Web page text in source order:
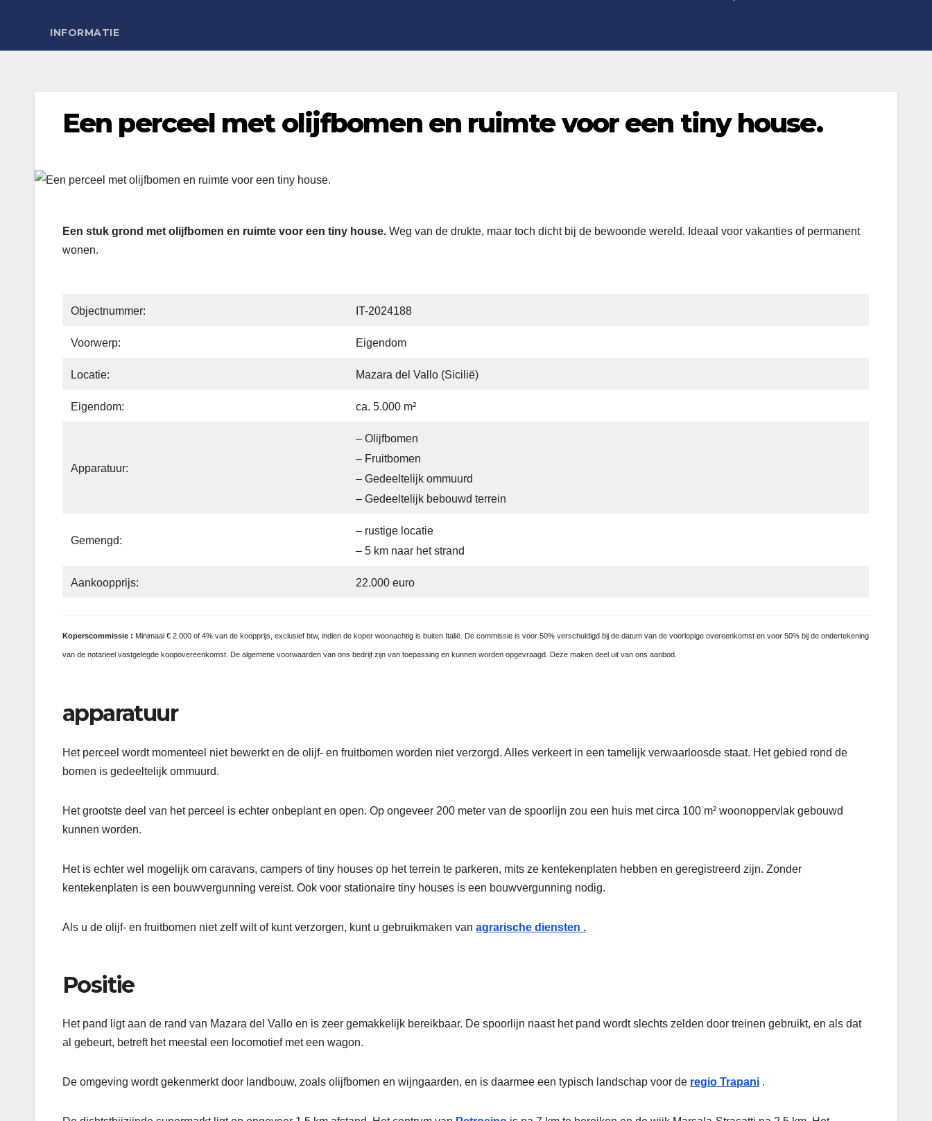
INFORMATIE
Een perceel met olijfbomen en ruimte voor een tiny house.
Een stuk grond met olijfbomen en ruimte voor een tiny house. Weg van de drukte, maar toch dicht bij de bewoonde wereld. Ideaal voor vakanties of permanent
wonen.
Objectnummer: IT-2024188
Voorwerp: Eigendom
Locatie: Mazara del Vallo (Sicilië)
Eigendom: ca. 5.000 m²
Apparatuur:
– Olijfbomen
– Fruitbomen
– Gedeeltelijk ommuurd
– Gedeeltelijk bebouwd terrein
Gemengd:
– rustige locatie
– 5 km naar het strand
Aankoopprijs: 22.000 euro
Koperscommissie : Minimaal € 2.000 of 4% van de koopprijs, exclusief btw, indien de koper woonachtig is buiten Italië. De commissie is voor 50% verschuldigd bij de datum van de voorlopige overeenkomst en voor 50% bij de ondertekening
van de notarieel vastgelegde koopovereenkomst. De algemene voorwaarden van ons bedrijf zijn van toepassing en kunnen worden opgevraagd. Deze maken deel uit van ons aanbod.
apparatuur
Het perceel wordt momenteel niet bewerkt en de olijf- en fruitbomen worden niet verzorgd. Alles verkeert in een tamelijk verwaarloosde staat. Het gebied rond de
bomen is gedeeltelijk ommuurd.
Het grootste deel van het perceel is echter onbeplant en open. Op ongeveer 200 meter van de spoorlijn zou een huis met circa 100 m² woonoppervlak gebouwd
kunnen worden.
Het is echter wel mogelijk om caravans, campers of tiny houses op het terrein te parkeren, mits ze kentekenplaten hebben en geregistreerd zijn. Zonder
kentekenplaten is een bouwvergunning vereist. Ook voor stationaire tiny houses is een bouwvergunning nodig.
Als u de olijf- en fruitbomen niet zelf wilt of kunt verzorgen, kunt u gebruikmaken van agrarische diensten .
Positie
Het pand ligt aan de rand van Mazara del Vallo en is zeer gemakkelijk bereikbaar. De spoorlijn naast het pand wordt slechts zelden door treinen gebruikt, en als dat
al gebeurt, betreft het meestal een locomotief met een wagon.
De omgeving wordt gekenmerkt door landbouw, zoals olijfbomen en wijngaarden, en is daarmee een typisch landschap voor de regio Trapani .